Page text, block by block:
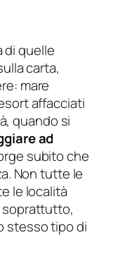
di quelle
carta,
mare
affacciati
quando si
ad
subito che
Non tutte le
le località
soprattutto,
stesso tipo di